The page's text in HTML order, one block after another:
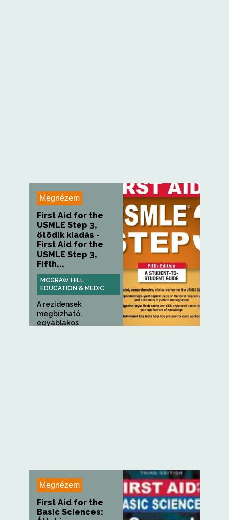
Megnézem
First Aid for the
USMLE Step 3,
ötödik kiadás -
First Aid for the
USMLE Step 3,
Fifth...
MCGRAW HILL
EDUCATION & MEDIC
A rezidensek
megbízható,
egyablakos
Megnézem
First Aid for the
Basic Sciences: